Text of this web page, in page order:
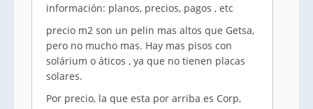
información: planos, precios, pagos , etc
precio m2 son un pelin mas altos que Getsa,
pero no mucho mas. Hay mas pisos con
solárium o áticos , ya que no tienen placas
solares.
Por precio, la que esta por arriba es Corp,